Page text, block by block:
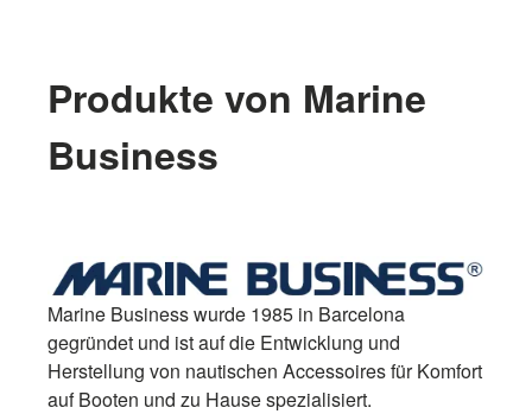
Produkte von Marine
Business
Marine Business wurde 1985 in Barcelona
gegründet und ist auf die Entwicklung und
Herstellung von nautischen Accessoires für Komfort
auf Booten und zu Hause spezialisiert.